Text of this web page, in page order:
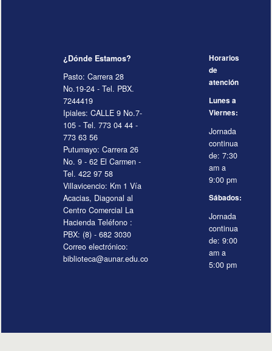
¿Dónde Estamos?
Pasto: Carrera 28
No.19-24 - Tel. PBX.
7244419
Ipiales: CALLE 9 No.7-
105 - Tel. 773 04 44 -
773 63 56
Putumayo: Carrera 26
No. 9 - 62 El Carmen -
Tel. 422 97 58
Villavicencio: Km 1 Vía
Acacias, Diagonal al
Centro Comercial La
Hacienda Teléfono :
PBX: (8) - 682 3030
Correo electrónico:
biblioteca@aunar.edu.co
Horarios
de
atención
Lunes a
Viernes:
Jornada
continua
de: 7:30
am a
9:00 pm
Sábados:
Jornada
continua
de: 9:00
am a
5:00 pm